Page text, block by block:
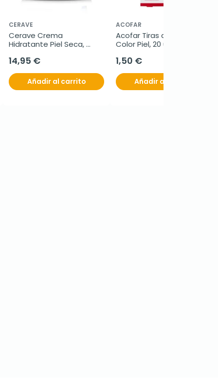
CERAVE
Cerave Crema
Hidratante Piel Seca,
14,95 €
Añadir al carrito
ACOFAR
Acofar Tiras de Tela
Color Piel, 20 unidades
1,50 €
Añadir al carrito